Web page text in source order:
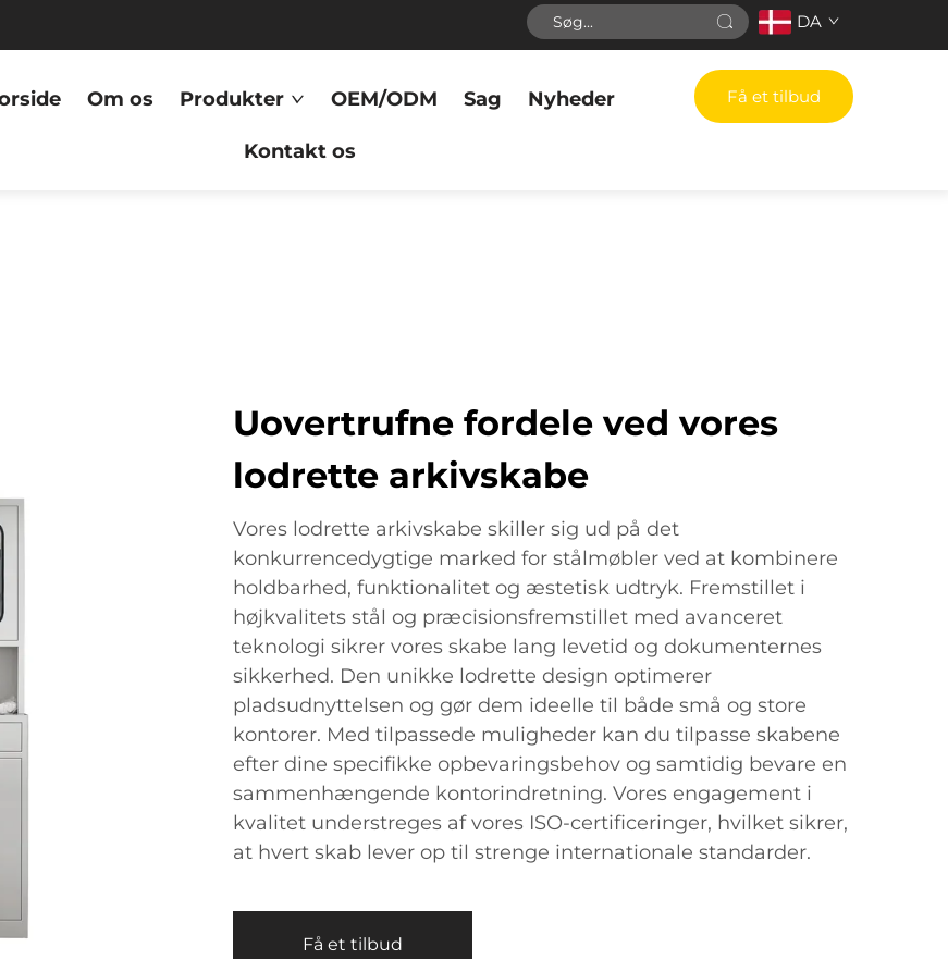
DA
Om os Produkter OEM/ODM Sag Nyheder
Kontakt os
Få et tilbud
Uovertrufne fordele ved vores
lodrette arkivskabe
Vores lodrette arkivskabe skiller sig ud på det
konkurrencedygtige marked for stålmøbler ved at kombinere
holdbarhed, funktionalitet og æstetisk udtryk. Fremstillet i
højkvalitets stål og præcisionsfremstillet med avanceret
teknologi sikrer vores skabe lang levetid og dokumenternes
sikkerhed. Den unikke lodrette design optimerer
pladsudnyttelsen og gør dem ideelle til både små og store
kontorer. Med tilpassede muligheder kan du tilpasse skabene
efter dine specifikke opbevaringsbehov og samtidig bevare en
sammenhængende kontorindretning. Vores engagement i
kvalitet understreges af vores ISO-certificeringer, hvilket sikrer,
at hvert skab lever op til strenge internationale standarder.
Få et tilbud